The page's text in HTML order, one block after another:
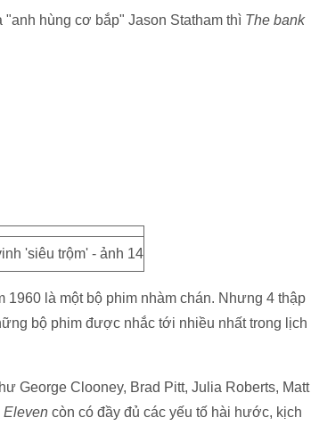
hùng cơ bắp" Jason Statham thì The bank
1960 là một bộ phim nhàm chán. Nhưng 4 thập
bộ phim được nhắc tới nhiều nhất trong lịch
George Clooney, Brad Pitt, Julia Roberts, Matt
Eleven còn có đầy đủ các yếu tố hài hước, kịch